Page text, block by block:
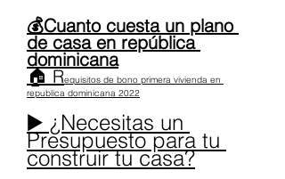
💰Cuanto cuesta un plano
de casa en república
dominicana
🏠 Requisitos de bono primera vivienda en
republica dominicana 2022
▶️ ¿Necesitas un
Presupuesto para tu
construir tu casa?